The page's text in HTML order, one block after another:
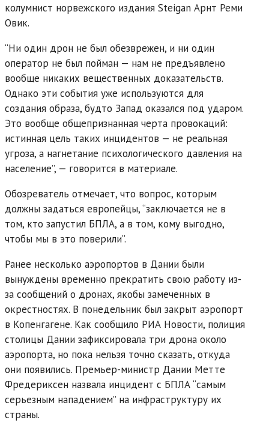
колумнист норвежского издания Steigan Арнт Реми
Овик.
“Ни один дрон не был обезврежен, и ни один
оператор не был пойман — нам не предъявлено
вообще никаких вещественных доказательств.
Однако эти события уже используются для
создания образа, будто Запад оказался под ударом.
Это вообще общепризнанная черта провокаций:
истинная цель таких инцидентов — не реальная
угроза, а нагнетание психологического давления на
население”, — говорится в материале.
Обозреватель отмечает, что вопрос, которым
должны задаться европейцы, “заключается не в
том, кто запустил БПЛА, а в том, кому выгодно,
чтобы мы в это поверили”.
Ранее несколько аэропортов в Дании были
вынуждены временно прекратить свою работу из-
за сообщений о дронах, якобы замеченных в
окрестностях. В понедельник был закрыт аэропорт
в Копенгагене. Как сообщило РИА Новости, полиция
столицы Дании зафиксировала три дрона около
аэропорта, но пока нельзя точно сказать, откуда
они появились. Премьер-министр Дании Метте
Фредериксен назвала инцидент с БПЛА “самым
серьезным нападением” на инфраструктуру их
страны.